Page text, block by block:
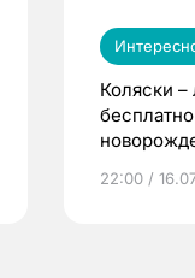
Коляски –
22:00 /